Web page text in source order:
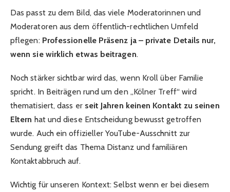
Das passt zu dem Bild, das viele Moderatorinnen und
Moderatoren aus dem öffentlich-rechtlichen Umfeld
pflegen: Professionelle Präsenz ja – private Details nur,
wenn sie wirklich etwas beitragen.
Noch stärker sichtbar wird das, wenn Kroll über Familie
spricht. In Beiträgen rund um den „Kölner Treff“ wird
thematisiert, dass er seit Jahren keinen Kontakt zu seinen
Eltern hat und diese Entscheidung bewusst getroffen
wurde. Auch ein offizieller YouTube-Ausschnitt zur
Sendung greift das Thema Distanz und familiären
Kontaktabbruch auf.
Wichtig für unseren Kontext: Selbst wenn er bei diesem